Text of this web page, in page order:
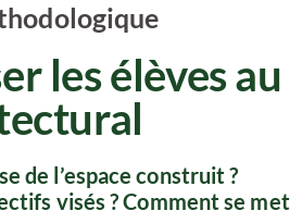
les élèves au
de l’espace construit ?
visés ? Comment se met